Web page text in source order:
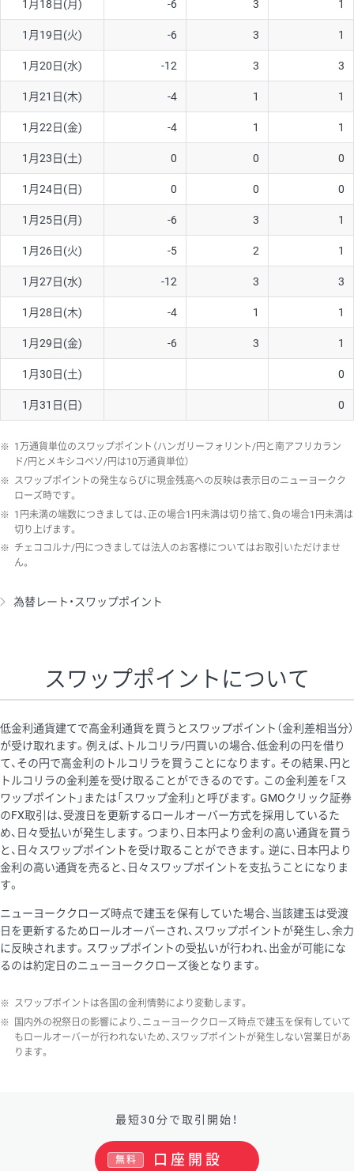
ソ/円は10万通貨単位。
1月18日(月) -6 3 1
1月19日(火) -6 3 1
1月20日(水) -12 3 3
1月21日(木) -4 1 1
1月22日(金) -4 1 1
1月23日(土) 0 0 0
1月24日(日) 0 0 0
1月25日(月) -6 3 1
1月26日(火) -5 2 1
1月27日(水) -12 3 3
1月28日(木) -4 1 1
1月29日(金) -6 3 1
1月30日(土) 0
1月31日(日) 0
※ 1万通貨単位のスワップポイント（ハンガリーフォリント/円と南アフリカラン
ド/円とメキシコペソ/円は10万通貨単位）
※ スワップポイントの発生ならびに現金残高への反映は表示日のニューヨークク
ローズ時です。
※ 1円未満の端数につきましては、正の場合1円未満は切り捨て、負の場合1円未満は
切り上げます。
※ チェココルナ/円につきましては法人のお客様についてはお取引いただけませ
ん。
為替レート・スワップポイント
スワップポイントについて
低金利通貨建てで高金利通貨を買うとスワップポイント（金利差相当分）
が受け取れます。例えば、トルコリラ/円買いの場合、低金利の円を借り
て、その円で高金利のトルコリラを買うことになります。その結果、円と
トルコリラの金利差を受け取ることができるのです。この金利差を「ス
ワップポイント」または「スワップ金利」と呼びます。GMOクリック証券
のFX取引は、受渡日を更新するロールオーバー方式を採用しているた
め、日々受払いが発生します。つまり、日本円より金利の高い通貨を買う
と、日々スワップポイントを受け取ることができます。逆に、日本円より
金利の高い通貨を売ると、日々スワップポイントを支払うことになりま
す。
ニューヨーククローズ時点で建玉を保有していた場合、当該建玉は受渡
日を更新するためロールオーバーされ、スワップポイントが発生し、余力
に反映されます。スワップポイントの受払いが行われ、出金が可能にな
るのは約定日のニューヨーククローズ後となります。
※ スワップポイントは各国の金利情勢により変動します。
※
国内外の祝祭日の影響により、ニューヨーククローズ時点で建玉を保有していて
もロールオーバーが行われないため、スワップポイントが発生しない営業日があ
ります。
最短30分で取引開始！
口座開設
無料